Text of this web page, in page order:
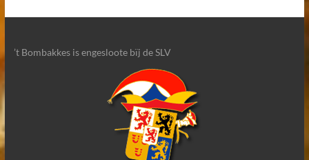
’t Bombakkes is engesloote bïj de SLV